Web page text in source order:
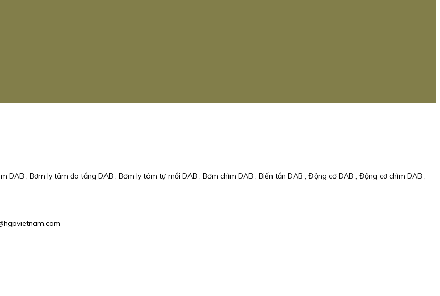
DAB , Bơm ly tâm đa tầng DAB , Bơm ly tâm tự mồi DAB , Bơm chìm DAB , Biến tần DAB , Động cơ DAB , Động cơ chìm DAB ,